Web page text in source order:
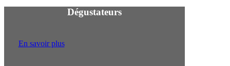
Dégustateurs
En savoir plus